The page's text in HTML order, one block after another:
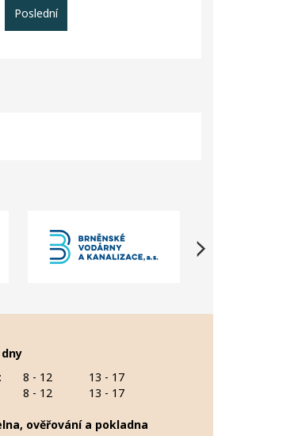
Poslední
8 - 12
13 - 17
8 - 12 13 - 17
ověřování a pokladna